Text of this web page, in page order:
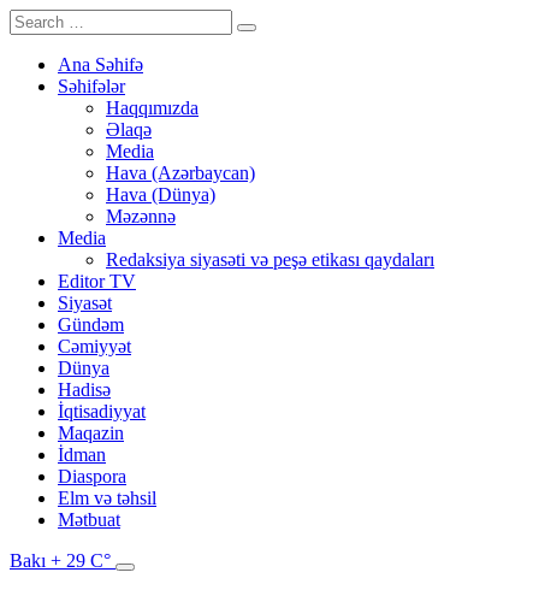
Ana Səhifə
Səhifələr
Haqqımızda
Əlaqə
Media
Hava (Azərbaycan)
Hava (Dünya)
Məzənnə
Media
Redaksiya siyasəti və peşə etikası qaydaları
Editor TV
Siyasət
Gündəm
Cəmiyyət
Dünya
Hadisə
İqtisadiyyat
Maqazin
İdman
Diaspora
Elm və təhsil
Mətbuat
Bakı + 29 C°